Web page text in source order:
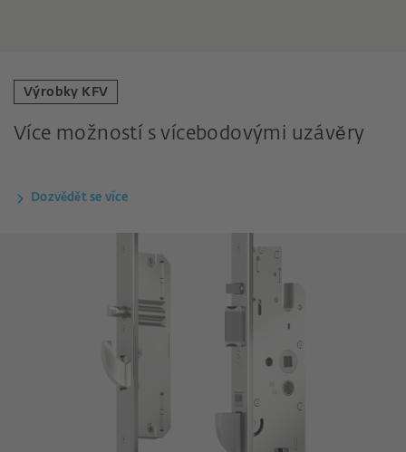
Výrobky KFV
Více možností s vícebodovými uzávěry
Dozvědět se více